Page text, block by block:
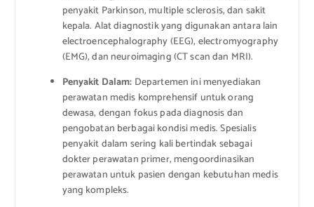
penyakit Parkinson, multiple sclerosis, dan sakit
kepala. Alat diagnostik yang digunakan antara lain
electroencephalography (EEG), electromyography
(EMG), dan neuroimaging (CT scan dan MRI).
Penyakit Dalam: Departemen ini menyediakan
perawatan medis komprehensif untuk orang
dewasa, dengan fokus pada diagnosis dan
pengobatan berbagai kondisi medis. Spesialis
penyakit dalam sering kali bertindak sebagai
dokter perawatan primer, mengoordinasikan
perawatan untuk pasien dengan kebutuhan medis
yang kompleks.